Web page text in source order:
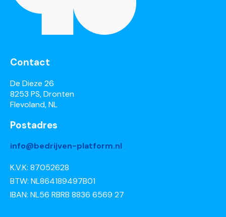
Contact
De Dieze 26
8253 PS, Dronten
Flevoland, NL
Postadres
info@bedrijven-platform.nl
K.V.K: 87052628
BTW: NL864189497B01
IBAN: NL56 RBRB 8836 6569 27